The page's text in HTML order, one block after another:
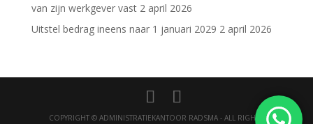
van zijn werkgever vast 2 april 2026
Uitstel bedrag ineens naar 1 januari 2029 2 april 2026
COPYRIGHT © ADMINISTRATIEKANTOOR RADSMA - ALL RIGHTS